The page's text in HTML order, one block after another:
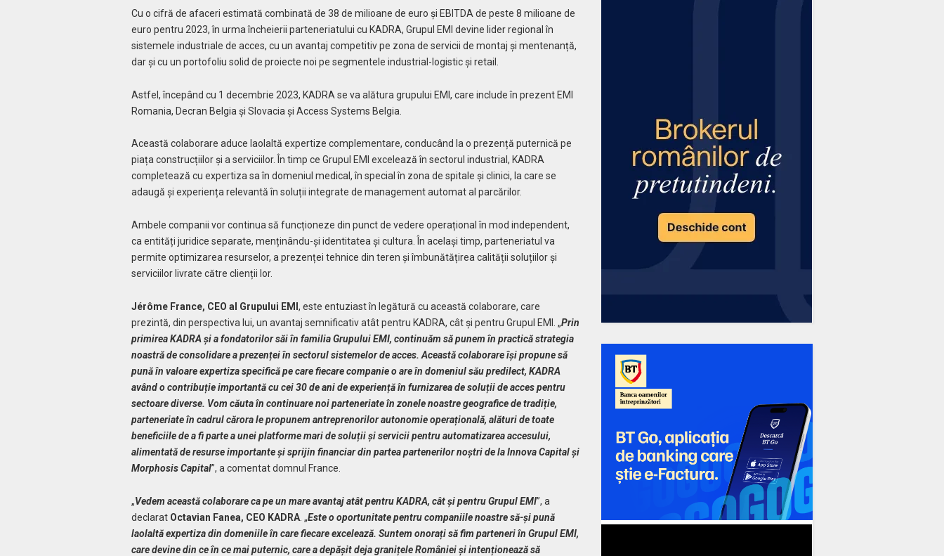
Cu o cifră de afaceri estimată combinată de 38 de milioane de euro și EBITDA de peste 8 milioane de
euro pentru 2023, în urma încheierii parteneriatului cu KADRA, Grupul EMI devine lider regional în
sistemele industriale de acces, cu un avantaj competitiv pe zona de servicii de montaj și mentenanță,
dar și cu un portofoliu solid de proiecte noi pe segmentele industrial-logistic și retail.
Astfel, începând cu 1 decembrie 2023, KADRA se va alătura grupului EMI, care include în prezent EMI
Romania, Decran Belgia și Slovacia și Access Systems Belgia.
Această colaborare aduce laolaltă expertize complementare, conducând la o prezență puternică pe
piața construcțiilor și a serviciilor. În timp ce Grupul EMI excelează în sectorul industrial, KADRA
completează cu expertiza sa în domeniul medical, în special în zona de spitale și clinici, la care se
adaugă și experiența relevantă în soluții integrate de management automat al parcărilor.
Ambele companii vor continua să funcționeze din punct de vedere operațional în mod independent,
ca entități juridice separate, menținându-și identitatea și cultura. În același timp, parteneriatul va
permite optimizarea resurselor, a prezenței tehnice din teren și îmbunătățirea calității soluțiilor și
serviciilor livrate către clienții lor.
Jérôme France, CEO al Grupului EMI , este entuziast în legătură cu această colaborare, care
prezintă, din perspectiva lui, un avantaj semnificativ atât pentru KADRA, cât și pentru Grupul EMI. „Prin
primirea KADRA și a fondatorilor săi în familia Grupului EMI, continuăm să punem în practică strategia
noastră de consolidare a prezenței în sectorul sistemelor de acces. Această colaborare își propune să
pună în valoare expertiza specifică pe care fiecare companie o are în domeniul său predilect, KADRA
având o contribuție importantă cu cei 30 de ani de experiență în furnizarea de soluții de acces pentru
sectoare diverse. Vom căuta în continuare noi parteneriate în zonele noastre geografice de tradiție,
parteneriate în cadrul cărora le propunem antreprenorilor autonomie operațională, alături de toate
beneficiile de a fi parte a unei platforme mari de soluții și servicii pentru automatizarea accesului,
alimentată de resurse importante și sprijin financiar din partea partenerilor noștri de la Innova Capital și
Morphosis Capital”, a comentat domnul France.
„Vedem această colaborare ca pe un mare avantaj atât pentru KADRA, cât și pentru Grupul EMI”, a
declarat Octavian Fanea, CEO KADRA. „Este o oportunitate pentru companiile noastre să-și pună
laolaltă expertiza din domeniile în care fiecare excelează. Suntem onorați să fim parteneri în Grupul EMI,
care devine din ce în ce mai puternic, care a depășit deja granițele României și intenționează să